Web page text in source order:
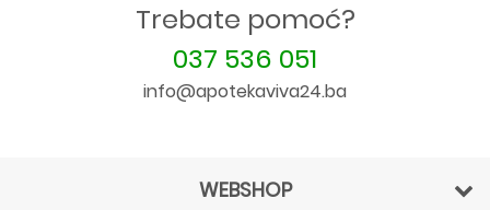
Trebate pomoć?
037 536 051
info@apotekaviva24.ba
WEBSHOP